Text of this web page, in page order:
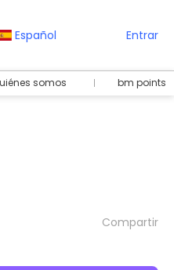
Español Entrar
somos bm points
Compartir